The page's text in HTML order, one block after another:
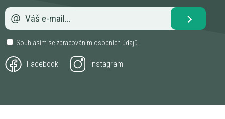
Souhlasím se zpracováním osobních údajů
Facebook Instagram